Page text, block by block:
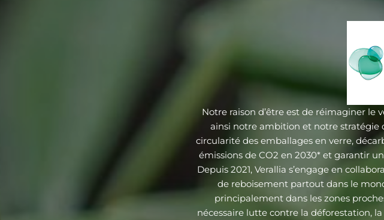
Notre raison d’être est de réimaginer le
ainsi notre ambition et notre stratégie
circularité des emballages en verre,
émissions de CO2 en 2030* et garantir
Depuis 2021, Verallia s’engage en
de reboisement partout dans le
principalement dans les zones
nécessaire lutte contre la déforestation,